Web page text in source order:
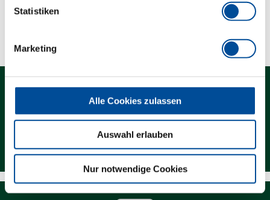
Statistiken
Marketing
Alle Cookies zulassen
Auswahl erlauben
Nur notwendige Cookies
Newsletter